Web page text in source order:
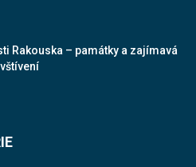
Rakouska – památky a zajímavá